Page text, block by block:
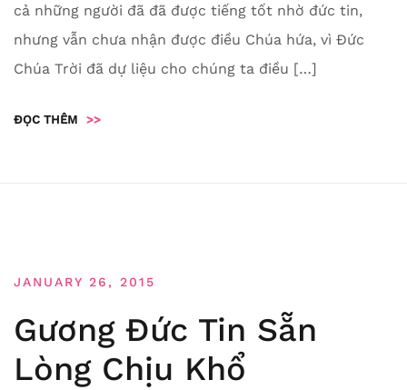
cả những người đã đã được tiếng tốt nhờ đức tin,
nhưng vẫn chưa nhận được điều Chúa hứa, vì Đức
Chúa Trời đã dự liệu cho chúng ta điều […]
ĐỌC THÊM >>
JANUARY 26, 2015
Gương Đức Tin Sẵn
Lòng Chịu Khổ